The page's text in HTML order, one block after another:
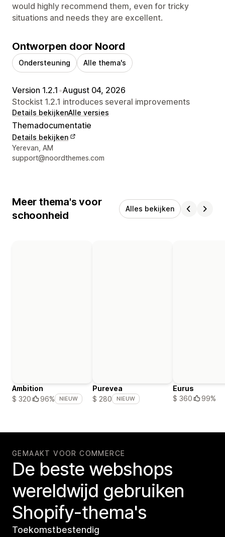
would highly recommend them, even for tricky
situations and needs they are excellent.
Ontworpen door Noord
Ondersteuning Alle thema's
Version 1.2.1 •August 04, 2026
Stockist 1.2.1 introduces several improvements
Details bekijkenAlle versies
Themadocumentatie
Details bekijken
Contactgegevens ontwerper
Yerevan, AM
support@noordthemes.com
Meer thema's voor
schoonheid
Alles bekijken
Ambition
$ 320
96% NIEUW
Purevea
$ 280
NIEUW
Eurus
$ 360
99%
GEMAAKT VOOR COMMERCE
De beste webshops
wereldwijd gebruiken
Shopify-thema's
Toekomstbestendig